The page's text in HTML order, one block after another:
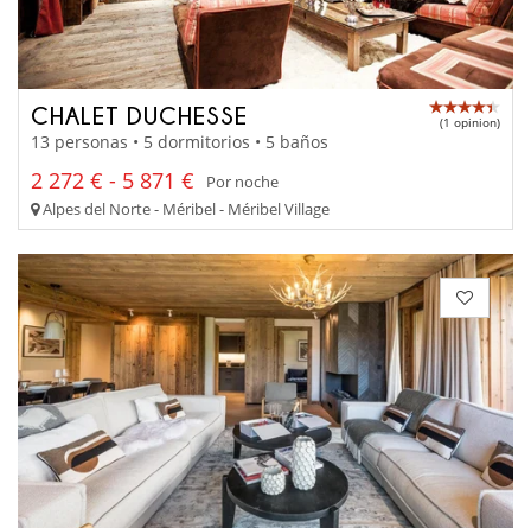
CHALET DUCHESSE (1 opinion)
13 personas • 5 dormitorios • 5 baños
2 272 € - 5 871 €
Por noche
Alpes del Norte - Méribel - Méribel Village